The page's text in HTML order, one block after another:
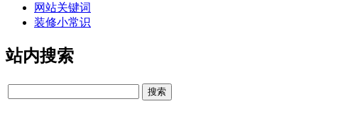
网站关键词
装修小常识
站内搜索